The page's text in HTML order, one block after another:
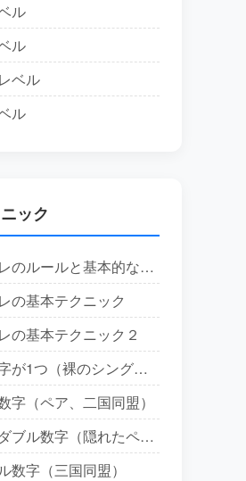
ル
ル
ベル
ル
ック
ルールと基本的な解き方
の基本テクニック
の基本テクニック２
シングル）とエリア内に1つ（隠れたシングル）
字（ペア、二国同盟）
ル数字（隠れたペア）
数字（三国同盟）